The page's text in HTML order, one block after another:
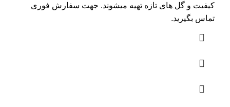
کیفیت و گل های تازه تهیه میشوند. جهت سفارش فوری
تماس بگیرید.